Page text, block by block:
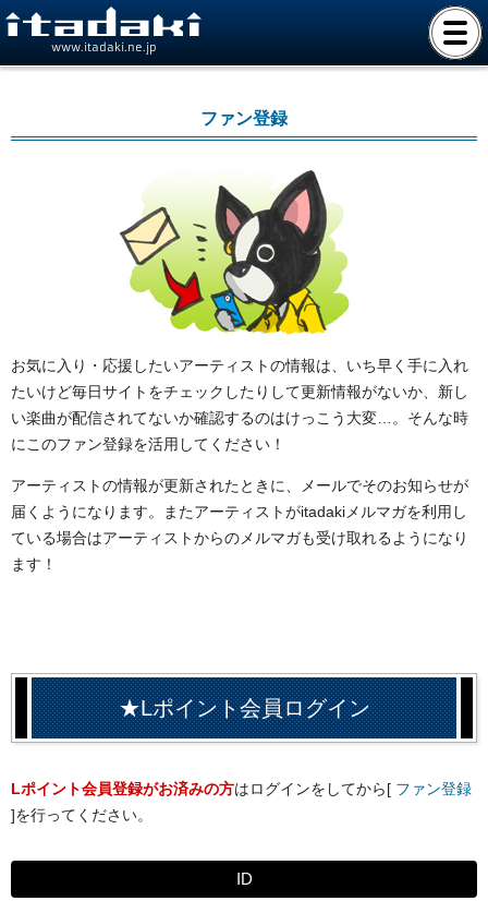
www.itadaki.ne.jp
ファン登録
お気に入り・応援したいアーティストの情報は、いち早く手に入れ
たいけど毎日サイトをチェックしたりして更新情報がないか、新し
い楽曲が配信されてないか確認するのはけっこう大変…。そんな時
にこのファン登録を活用してください！
アーティストの情報が更新されたときに、メールでそのお知らせが
届くようになります。またアーティストがitadakiメルマガを利用し
ている場合はアーティストからのメルマガも受け取れるようになり
ます！
★Lポイント会員ログイン
Lポイント会員登録がお済みの方はログインをしてから[ ファン登録
]を行ってください。
ID